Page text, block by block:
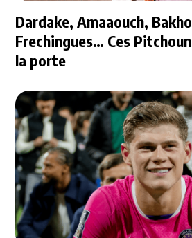
Dardake, Amaaouch,
Frechingues… Ces
la porte